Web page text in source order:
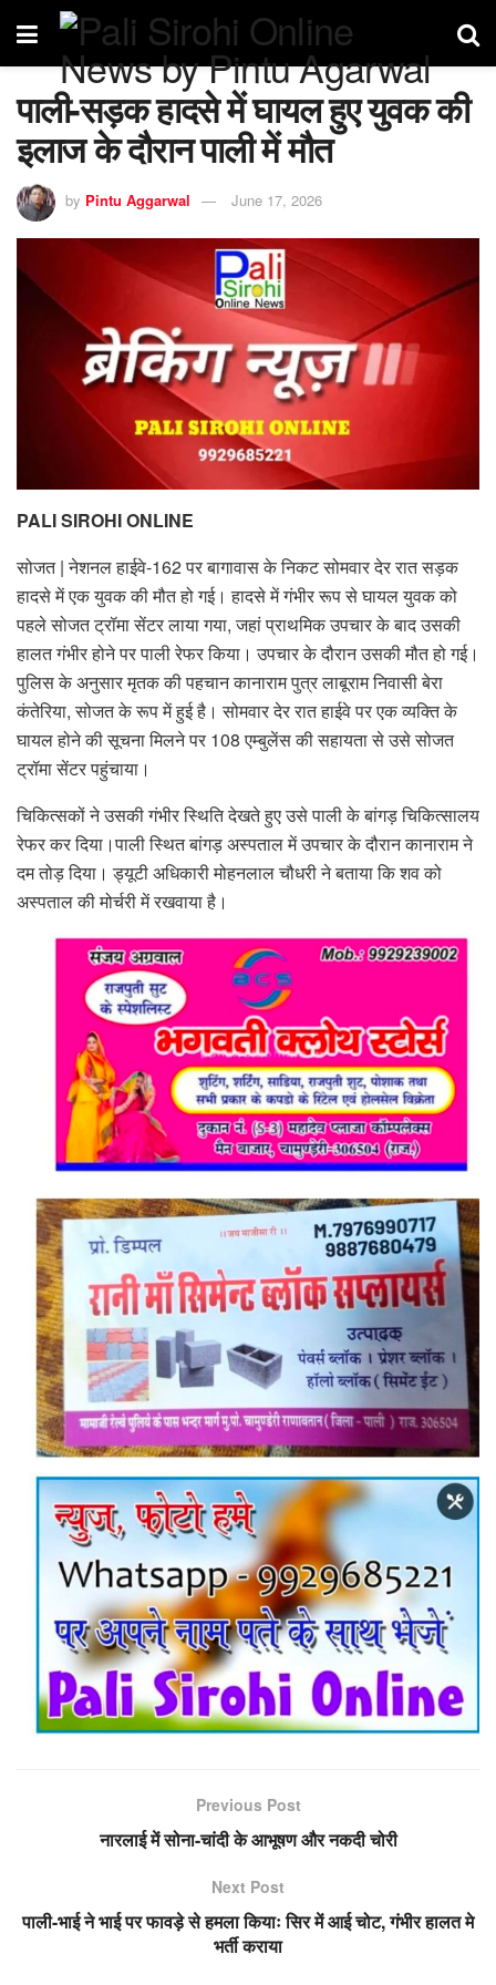
पाली-सड़क हादसे में घायल हुए युवक की
इलाज के दौरान पाली में मौत
by Pintu Aggarwal June 17, 2026
PALI SIROHI ONLINE
सोजत | नेशनल हाईवे-162 पर बागावास के निकट सोमवार देर रात सड़क
हादसे में एक युवक की मौत हो गई। हादसे में गंभीर रूप से घायल युवक को
पहले सोजत ट्रॉमा सेंटर लाया गया, जहां प्राथमिक उपचार के बाद उसकी
हालत गंभीर होने पर पाली रेफर किया। उपचार के दौरान उसकी मौत हो गई।
पुलिस के अनुसार मृतक की पहचान कानाराम पुत्र लाबूराम निवासी बेरा
कंतेरिया, सोजत के रूप में हुई है। सोमवार देर रात हाईवे पर एक व्यक्ति के
घायल होने की सूचना मिलने पर 108 एम्बुलेंस की सहायता से उसे सोजत
ट्रॉमा सेंटर पहुंचाया।
चिकित्सकों ने उसकी गंभीर स्थिति देखते हुए उसे पाली के बांगड़ चिकित्सालय
रेफर कर दिया।पाली स्थित बांगड़ अस्पताल में उपचार के दौरान कानाराम ने
दम तोड़ दिया। ड्यूटी अधिकारी मोहनलाल चौधरी ने बताया कि शव को
अस्पताल की मोर्चरी में रखवाया है।
Previous Post
नारलाई में सोना-चांदी के आभूषण और नकदी चोरी
Next Post
पाली-भाई ने भाई पर फावड़े से हमला कियाः सिर में आई चोट, गंभीर हालत मे
भर्ती कराया